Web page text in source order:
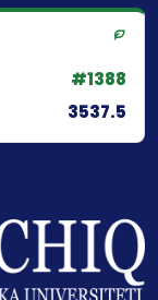
#1388
3537.5